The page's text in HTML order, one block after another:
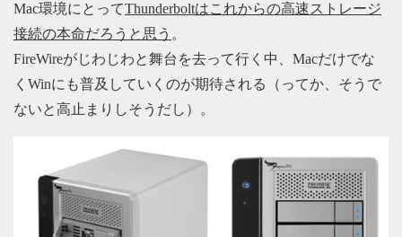
Mac環境にとってThunderboltはこれからの高速ストレージ
接続の本命だろうと思う 。
FireWireがじわじわと舞台を去って行く中、Macだけでな
くWinにも普及していくのが期待される（ってか、そうで
ないと高止まりしそうだし）。